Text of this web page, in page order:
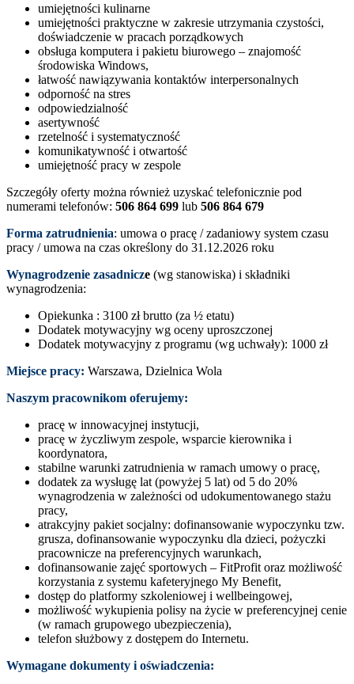
umiejętności kulinarne
umiejętności praktyczne w zakresie utrzymania czystości,
doświadczenie w pracach porządkowych
obsługa komputera i pakietu biurowego – znajomość
środowiska Windows,
łatwość nawiązywania kontaktów interpersonalnych
odporność na stres
odpowiedzialność
asertywność
rzetelność i systematyczność
komunikatywność i otwartość
umiejętność pracy w zespole
Szczegóły oferty można również uzyskać telefonicznie pod
numerami telefonów: 506 864 699 lub 506 864 679
Forma zatrudnienia: umowa o pracę / zadaniowy system czasu
pracy / umowa na czas określony do 31.12.2026 roku
Wynagrodzenie zasadnicze (wg stanowiska) i składniki
wynagrodzenia:
Opiekunka : 3100 zł brutto (za ½ etatu)
Dodatek motywacyjny wg oceny uproszczonej
Dodatek motywacyjny z programu (wg uchwały): 1000 zł
Miejsce pracy: Warszawa, Dzielnica Wola
Naszym pracownikom oferujemy:
pracę w innowacyjnej instytucji,
pracę w życzliwym zespole, wsparcie kierownika i
koordynatora,
stabilne warunki zatrudnienia w ramach umowy o pracę,
dodatek za wysługę lat (powyżej 5 lat) od 5 do 20%
wynagrodzenia w zależności od udokumentowanego stażu
pracy,
atrakcyjny pakiet socjalny: dofinansowanie wypoczynku tzw.
grusza, dofinansowanie wypoczynku dla dzieci, pożyczki
pracownicze na preferencyjnych warunkach,
dofinansowanie zajęć sportowych – FitProfit oraz możliwość
korzystania z systemu kafeteryjnego My Benefit,
dostęp do platformy szkoleniowej i wellbeingowej,
możliwość wykupienia polisy na życie w preferencyjnej cenie
(w ramach grupowego ubezpieczenia),
telefon służbowy z dostępem do Internetu.
Wymagane dokumenty i oświadczenia: